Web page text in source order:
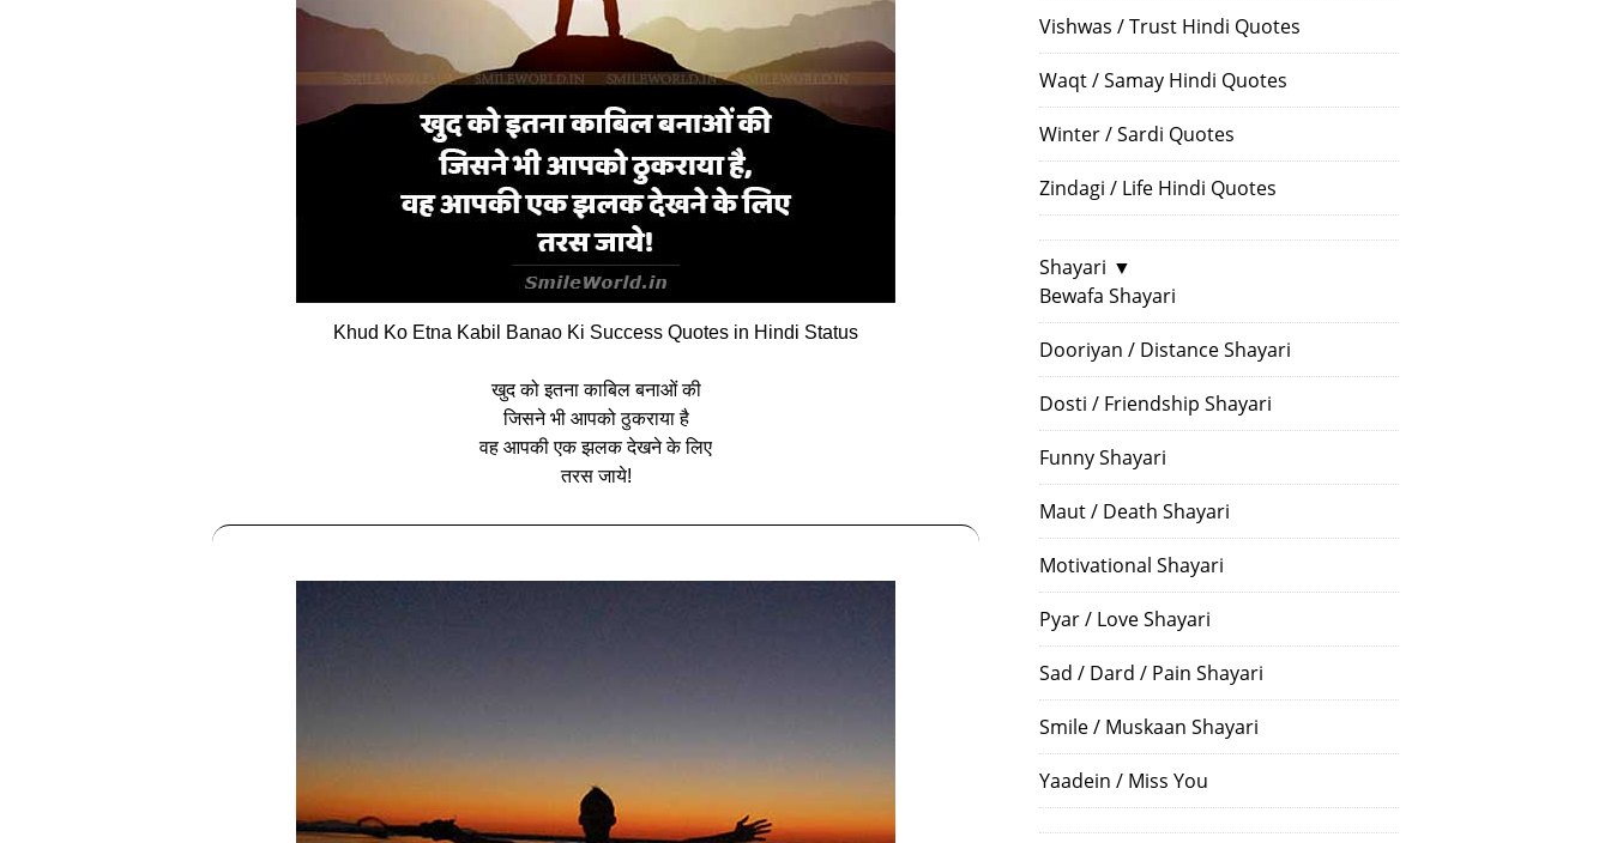
Khud Ko Etna Kabil Banao Ki Success Quotes in Hindi Status
खुद को इतना काबिल बनाओं की
जिसने भी आपको ठुकराया है
वह आपकी एक झलक देखने के लिए
तरस जाये!
Vishwas / Trust Hindi Quotes
Waqt / Samay Hindi Quotes
Winter / Sardi Quotes
Zindagi / Life Hindi Quotes
Shayari ▼
Bewafa Shayari
Dooriyan / Distance Shayari
Dosti / Friendship Shayari
Funny Shayari
Maut / Death Shayari
Motivational Shayari
Pyar / Love Shayari
Sad / Dard / Pain Shayari
Smile / Muskaan Shayari
Yaadein / Miss You